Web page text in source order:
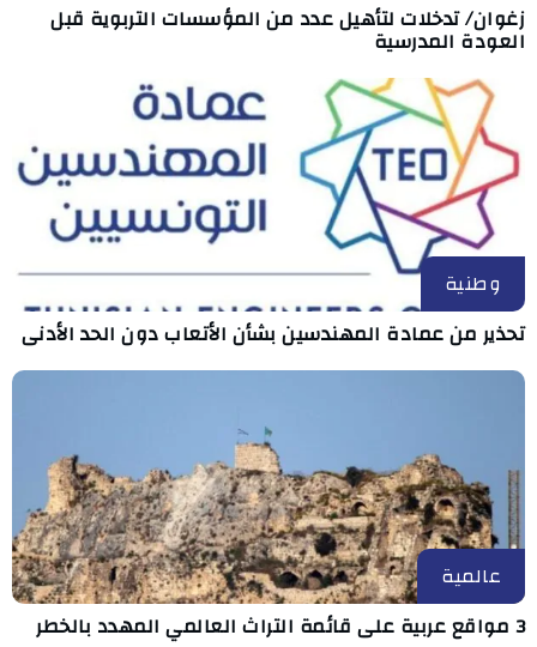
زغوان/ تدخلات لتأهيل عدد من المؤسسات التربوية قبل
العودة المدرسية
وطنية
تحذير من عمادة المهندسين بشأن الأتعاب دون الحد الأدنى
عالمية
3 مواقع عربية على قائمة التراث العالمي المهدد بالخطر